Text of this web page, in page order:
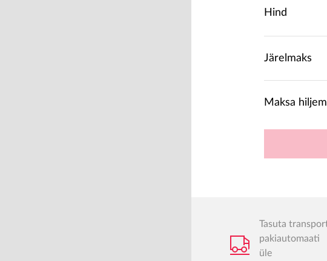
Hind
Järelmaks
Maksa hiljem
Tasuta
pakiautomaati
üle